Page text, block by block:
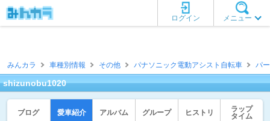
メニュー
ログイン
みんカラ 車種別情報 その他 パナソニック電動アシスト自転車 パ
shizunobu1020
ブログ 愛車紹介 アルバム グループ ヒストリ
ラップ
タイム